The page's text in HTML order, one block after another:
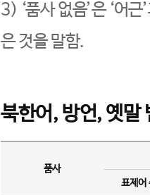
3) ‘품사 없음’은 ‘어
은 것을 말함.
북한어, 방언, 옛말
품사
표제어